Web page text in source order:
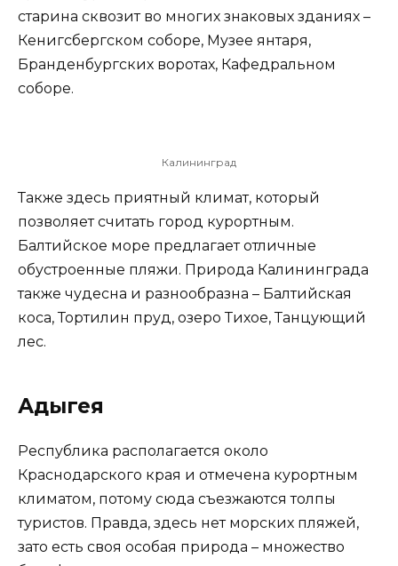
старина сквозит во многих знаковых зданиях –
Кенигсбергском соборе, Музее янтаря,
Бранденбургских воротах, Кафедральном
соборе.
Калининград
Также здесь приятный климат, который
позволяет считать город курортным.
Балтийское море предлагает отличные
обустроенные пляжи. Природа Калининграда
также чудесна и разнообразна – Балтийская
коса, Тортилин пруд, озеро Тихое, Танцующий
лес.
Адыгея
Республика располагается около
Краснодарского края и отмечена курортным
климатом, потому сюда съезжаются толпы
туристов. Правда, здесь нет морских пляжей,
зато есть своя особая природа – множество